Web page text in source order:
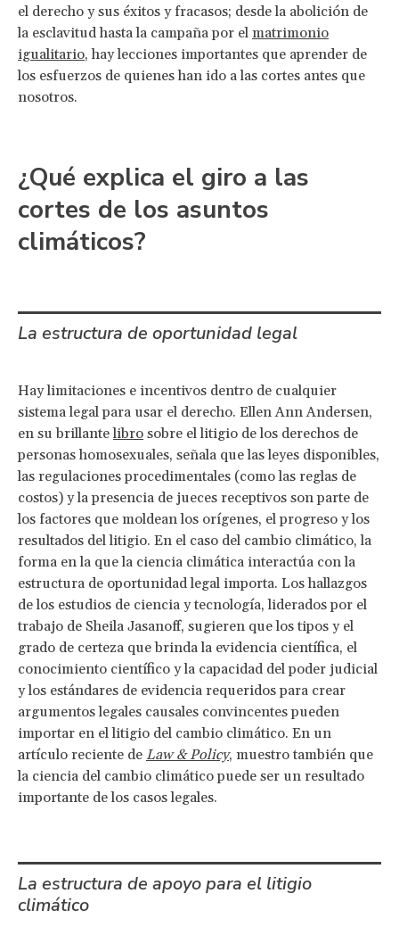
el derecho y sus éxitos y fracasos; desde la abolición de
la esclavitud hasta la campaña por el matrimonio
igualitario, hay lecciones importantes que aprender de
los esfuerzos de quienes han ido a las cortes antes que
nosotros.
¿Qué explica el giro a las
cortes de los asuntos
climáticos?
La estructura de oportunidad legal
Hay limitaciones e incentivos dentro de cualquier
sistema legal para usar el derecho. Ellen Ann Andersen,
en su brillantelibro sobre el litigio de los derechos de
personas homosexuales, señala que las leyes disponibles,
las regulaciones procedimentales (como las reglas de
costos) y la presencia de jueces receptivos son parte de
los factores que moldean los orígenes, el progreso y los
resultados del litigio. En el caso del cambio climático, la
forma en la que la ciencia climática interactúa con la
estructura de oportunidad legal importa. Los hallazgos
de los estudios de ciencia y tecnología, liderados por el
trabajo de Sheila Jasanoff, sugieren que los tipos y el
grado de certeza que brinda la evidencia científica, el
conocimiento científico y la capacidad del poder judicial
y los estándares de evidencia requeridos para crear
argumentos legales causales convincentes pueden
importar en el litigio del cambio climático. En un
artículo reciente de Law & Policy, muestro también que
la ciencia del cambio climático puede ser un resultado
importante de los casos legales.
La estructura de apoyo para el litigio
climático